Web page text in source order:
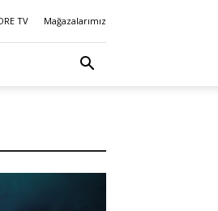
TV Mağazalarımız